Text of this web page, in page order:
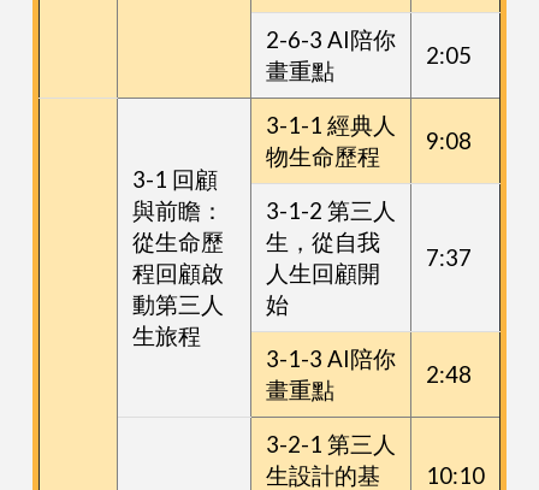
2-6-3 AI陪你
畫重點
2:05
3-1 回顧
與前瞻：
從生命歷
程回顧啟
動第三人
生旅程
3-1-1 經典人
物生命歷程
9:08
3-1-2 第三人
生，從自我
人生回顧開
始
7:37
3-1-3 AI陪你
畫重點
2:48
3-2-1 第三人
生設計的基
10:10